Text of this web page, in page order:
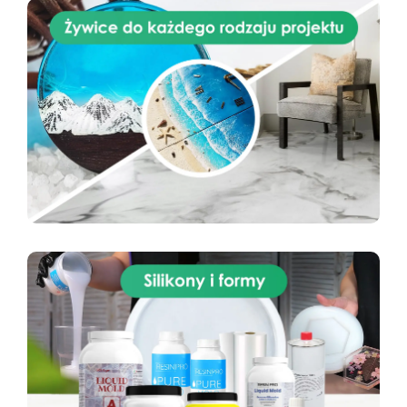
tworzenia unikatowych i profesjonalnych
projektów. Tabela zastosowań Branża
Zastosowania Twardość Shore A Linia
produktów Rękodzieło i modelarstwo
Jubilerstwo, miniatury, mydła i kosmetyki stałe
10–20 Pure Mold Sztuka i rzeźba Rzeźby,
artystyczne odlewy 20–30 Pure Mold
Budownictwo i konstrukcje Formy do betonu,
kamienie dekoracyjne 30 Pure Mold
Prototypowanie Szybkie prototypy, części
mechaniczne 30 Pure Mold Film i efekty
specjalne Protezy i efekty sceniczne 10 Pure
Gęstość (g/cm³): 1,08 Lepkość (mPa·s): Część
A: 5000±1000 Część B: 4500±1000 Proporcje
mieszania (A:B): 1:1 (waga) Czas pracy (25 °C):
30–40 minut Czas utwardzania (25 °C): 3–5
godzin Twardość Shore A: 10±2 Wydłużenie (%):
450 Wytrzymałość na rozciąganie (MPa): 3,2
Instrukcje użycia i wskazówki techniczne
Przygotowanie mieszanki: Wymieszaj część A